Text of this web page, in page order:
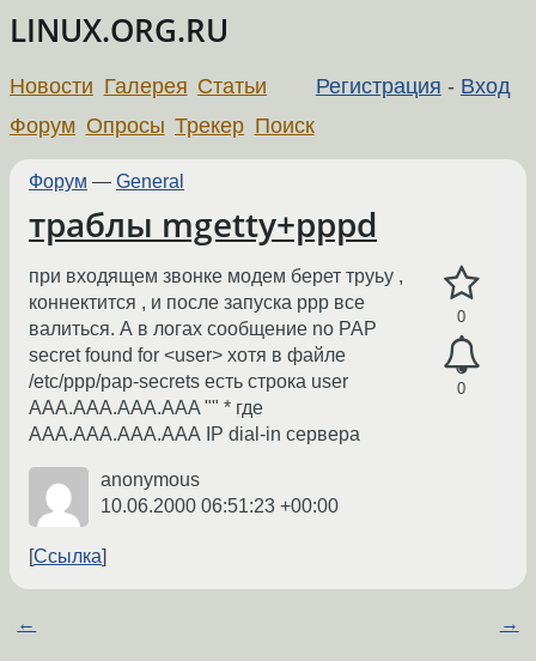
LINUX.ORG.RU
Регистрация - Вход
Новости Галерея Статьи
Форум Опросы Трекер Поиск
Форум — General
траблы mgetty+pppd
0
0
при входящем звонке модем берет труьу ,
коннектится , и после запуска ppp все
валиться. А в логах сообщение no PAP
secret found for <user> хотя в файле
/etc/ppp/pap-secrets есть строка user
AAA.AAA.AAA.AAA "" * где
ААА.ААА.ААА.ААА IP dial-in сервера
anonymous
10.06.2000 06:51:23 +00:00
Ссылка
← →